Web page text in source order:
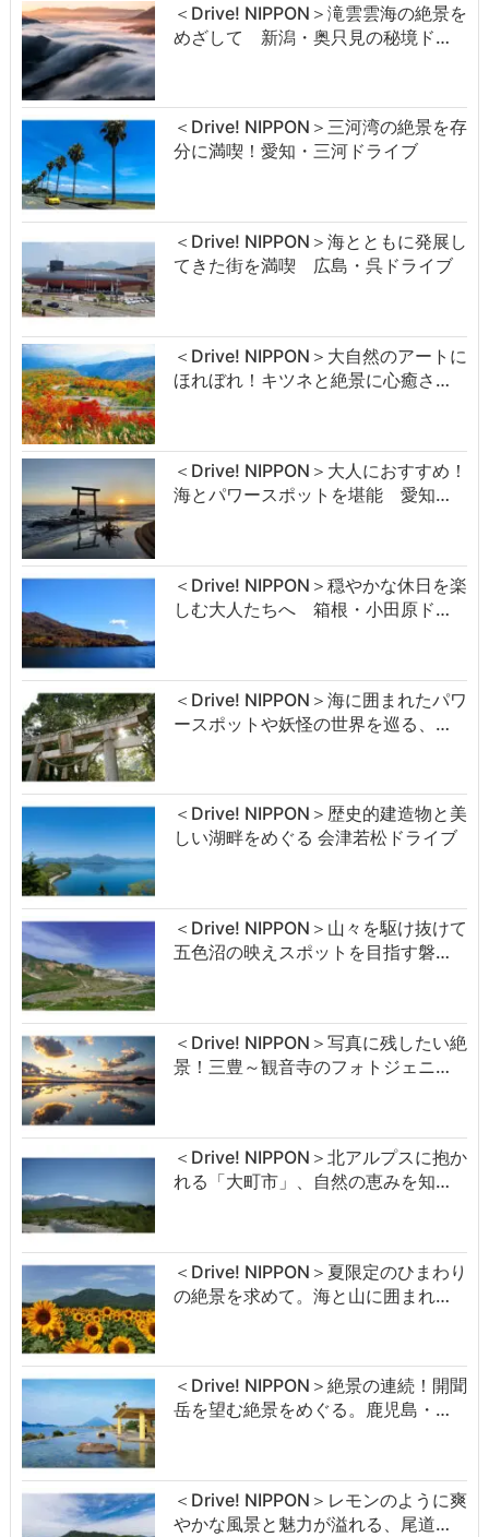
＜Drive! NIPPON＞滝雲雲海の絶景を
めざして 新潟・奥只見の秘境ド…
＜Drive! NIPPON＞三河湾の絶景を存
分に満喫！愛知・三河ドライブ
＜Drive! NIPPON＞海とともに発展し
てきた街を満喫 広島・呉ドライブ
＜Drive! NIPPON＞大自然のアートに
ほれぼれ！キツネと絶景に心癒さ…
＜Drive! NIPPON＞大人におすすめ！
海とパワースポットを堪能 愛知…
＜Drive! NIPPON＞穏やかな休日を楽
しむ大人たちへ 箱根・小田原ド…
＜Drive! NIPPON＞海に囲まれたパワ
ースポットや妖怪の世界を巡る、…
＜Drive! NIPPON＞歴史的建造物と美
しい湖畔をめぐる 会津若松ドライブ
＜Drive! NIPPON＞山々を駆け抜けて
五色沼の映えスポットを目指す磐…
＜Drive! NIPPON＞写真に残したい絶
景！三豊～観音寺のフォトジェニ…
＜Drive! NIPPON＞北アルプスに抱か
れる「大町市」、自然の恵みを知…
＜Drive! NIPPON＞夏限定のひまわり
の絶景を求めて。海と山に囲まれ…
＜Drive! NIPPON＞絶景の連続！開聞
岳を望む絶景をめぐる。鹿児島・…
＜Drive! NIPPON＞レモンのように爽
やかな風景と魅力が溢れる、尾道…